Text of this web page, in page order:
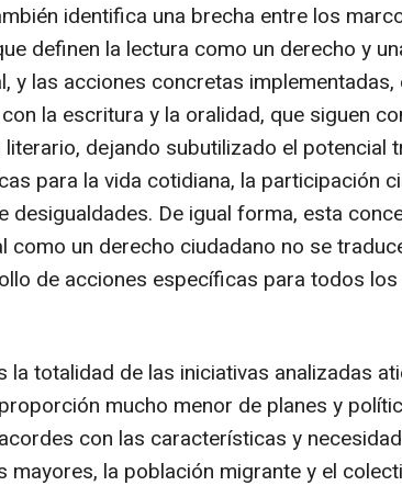
identifica una brecha entre los
definen la lectura como un derecho y
y las acciones concretas implementadas,
la escritura y la oralidad, que siguen
literario, dejando subutilizado el potencial
para la vida cotidiana, la participación
desigualdades. De igual forma, esta
como un derecho ciudadano no se
de acciones específicas para todos
la totalidad de las iniciativas analizadas
mucho menor de planes y
con las características y
mayores, la población migrante y el